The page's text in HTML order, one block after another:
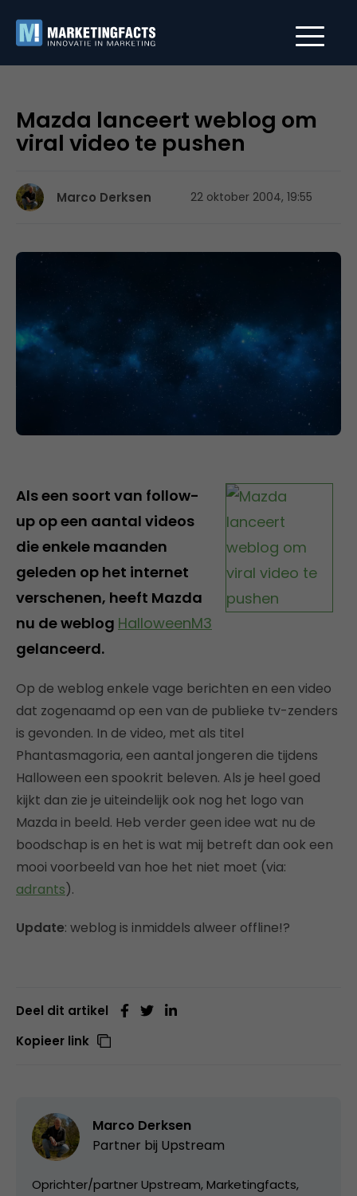
Mazda lanceert weblog om
viral video te pushen
Marco Derksen 22 oktober 2004, 19:55
Als een soort van follow-
up op een aantal videos
die enkele maanden
geleden op het internet
verschenen, heeft Mazda
nu de weblog HalloweenM3
gelanceerd.
Op de weblog enkele vage berichten en een video
dat zogenaamd op een van de publieke tv-zenders
is gevonden. In de video, met als titel
Phantasmagoria, een aantal jongeren die tijdens
Halloween een spookrit beleven. Als je heel goed
kijkt dan zie je uiteindelijk ook nog het logo van
Mazda in beeld. Heb verder geen idee wat nu de
boodschap is en het is wat mij betreft dan ook een
mooi voorbeeld van hoe het niet moet (via:
adrants).
Update: weblog is inmiddels alweer offline!?
Deel dit artikel
Kopieer link
Marco Derksen
Partner bij Upstream
Oprichter/partner Upstream, Marketingfacts,